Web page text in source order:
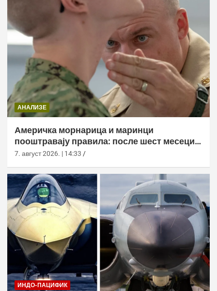
АНАЛИЗЕ
Америчка морнарица и маринци
пооштравају правила: после шест месеци
дозволе за браду следи службено
7. август 2026. | 14:33
ИНДО-ПАЦИФИК